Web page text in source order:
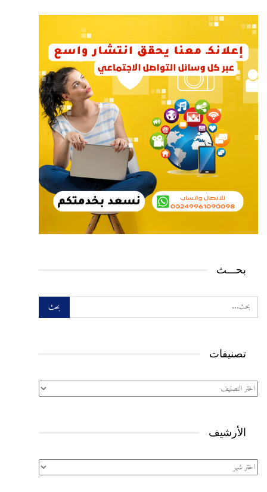
بحـــث
تصنيفات
تصنيفات
الأرشيف
الأرشيف